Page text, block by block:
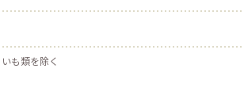
も類を除く